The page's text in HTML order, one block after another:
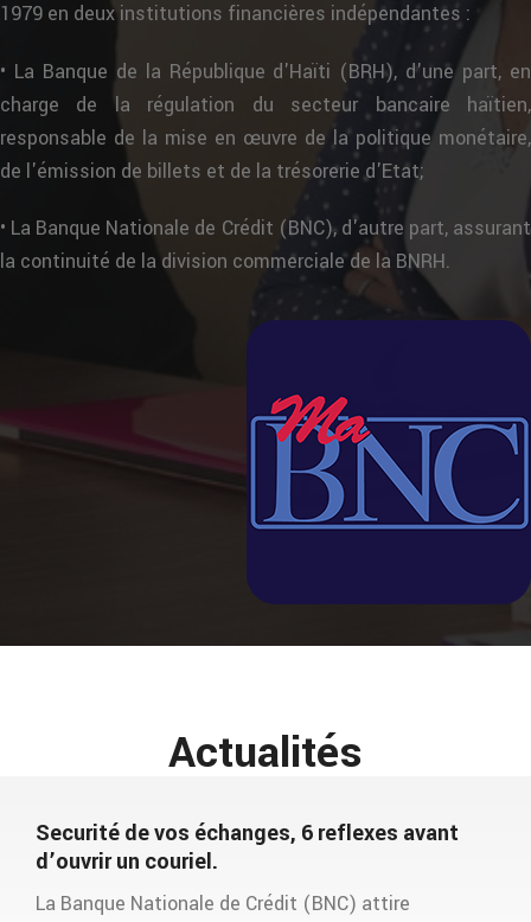
1979 en deux institutions financières indépendantes :
• La Banque de la République d'Haïti (BRH), d'une part, en
charge de la régulation du secteur bancaire haïtien,
responsable de la mise en œuvre de la politique monétaire,
de l'émission de billets et de la trésorerie d'Etat;
• La Banque Nationale de Crédit (BNC), d'autre part, assurant
la continuité de la division commerciale de la BNRH.
Actualités
Securité de vos échanges, 6 reflexes avant
d’ouvrir un couriel.
La Banque Nationale de Crédit (BNC) attire